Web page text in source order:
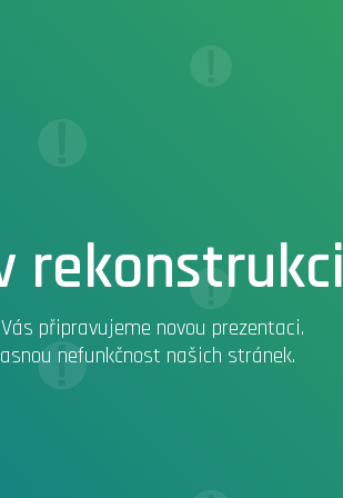
rekonstrukci
připravujeme novou prezentaci.
nefunkčnost našich stránek.